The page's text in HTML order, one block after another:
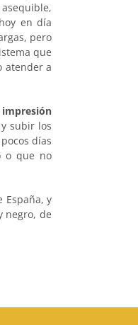
en día
pero
que
atender a
subir los
días
o que no
España, y
negro, de